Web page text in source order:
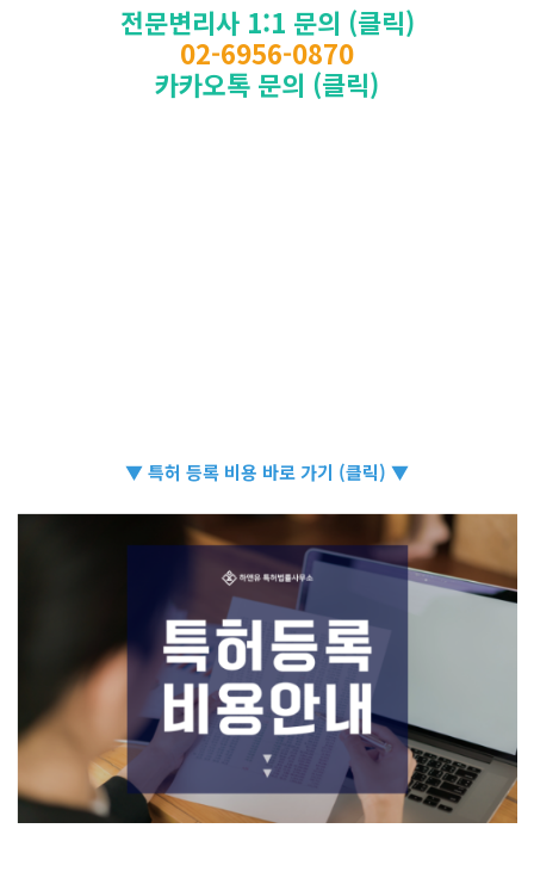
전문변리사 1:1 문의 (클릭)
02-6956-0870
카카오톡 문의 (클릭)
▼ 특허 등록 비용 바로 가기 (클릭) ▼